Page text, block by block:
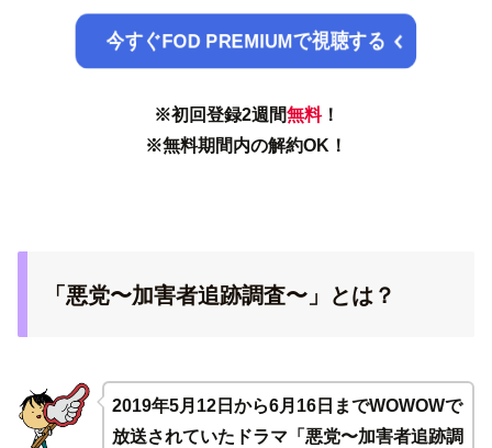
今すぐFOD PREMIUMで視聴する
※初回登録2週間無料！
※無料期間内の解約OK！
「悪党〜加害者追跡調査〜」とは？
2019年5月12日から6月16日までWOWOWで
放送されていたドラマ「悪党〜加害者追跡調